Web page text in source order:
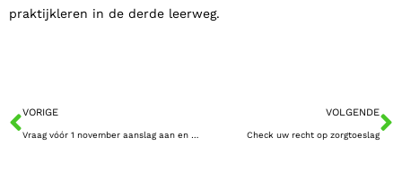
praktijkleren in de derde leerweg.
VORIGE VOLGENDE
Check uw recht op zorgtoeslag